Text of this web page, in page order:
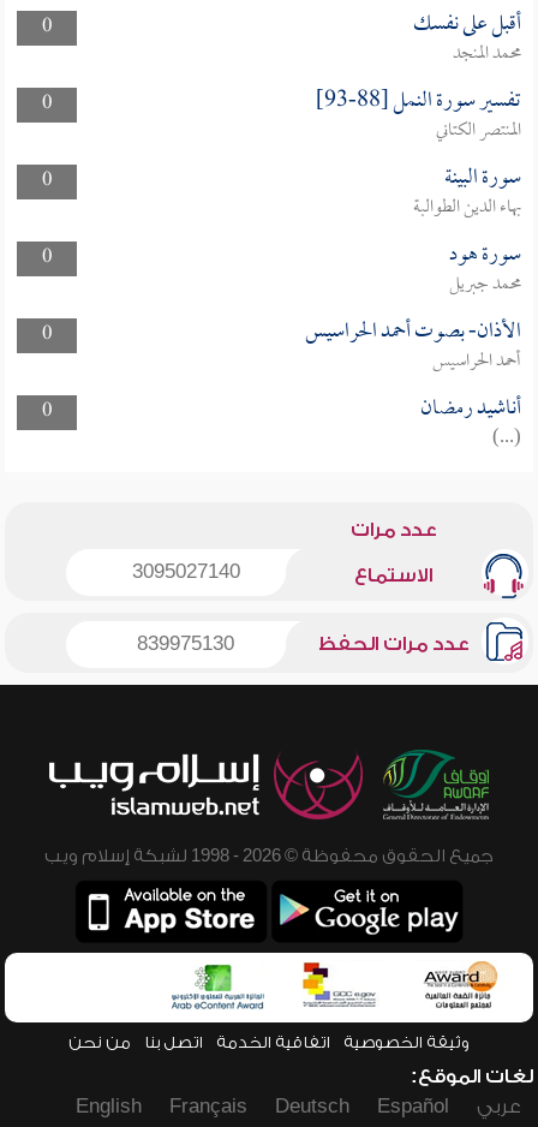
0 أقبل على نفسك
محمد المنجد
0
تفسير سورة النمل [88-93]
المنتصر الكتاني
0
سورة البينة
بهاء الدين الطوالبة
0
سورة هود
محمد جبريل
0
الأذان- بصوت أحمد الحراسيس
أحمد الحراسيس
0
أناشيد رمضان
(...)
عدد مرات
الاستماع 3095027140
عدد مرات الحفظ 839975130
جميع الحقوق محفوظة © 2026 - 1998 لشبكة إسلام ويب
وثيقة الخصوصية اتفاقية الخدمة اتصل بنا من نحن
لغات الموقع:
عربي
Español
Deutsch
Français
English